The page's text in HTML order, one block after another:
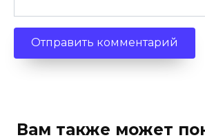
Вам также может